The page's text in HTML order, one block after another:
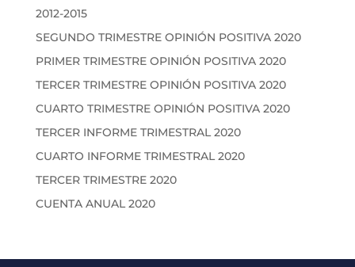
2012-2015
SEGUNDO TRIMESTRE OPINIÓN POSITIVA 2020
PRIMER TRIMESTRE OPINIÓN POSITIVA 2020
TERCER TRIMESTRE OPINIÓN POSITIVA 2020
CUARTO TRIMESTRE OPINIÓN POSITIVA 2020
TERCER INFORME TRIMESTRAL 2020
CUARTO INFORME TRIMESTRAL 2020
TERCER TRIMESTRE 2020
CUENTA ANUAL 2020